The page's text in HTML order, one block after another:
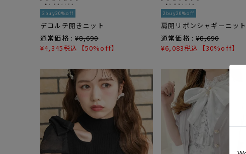
2buy20%off
デコルテ開きニット
通常価格 : ¥8,690
¥4,345税込 【50%off】
2buy20%off
肩開リボンシャギーニット
通常価格 : ¥8,690
¥6,083税込 【30%off】